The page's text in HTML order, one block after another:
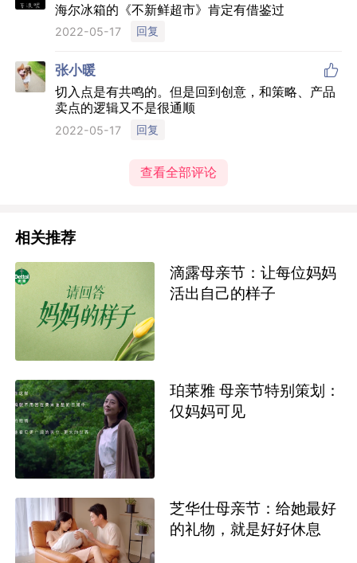
海尔冰箱的《不新鲜超市》肯定有借鉴过
2022-05-17 回复
张小暖 
切入点是有共鸣的。但是回到创意，和策略、产品
卖点的逻辑又不是很通顺
2022-05-17 回复
查看全部评论
相关推荐
滴露母亲节：让每位妈妈
活出自己的样子
珀莱雅 母亲节特别策划：
仅妈妈可见
芝华仕母亲节：给她最好
的礼物，就是好好休息